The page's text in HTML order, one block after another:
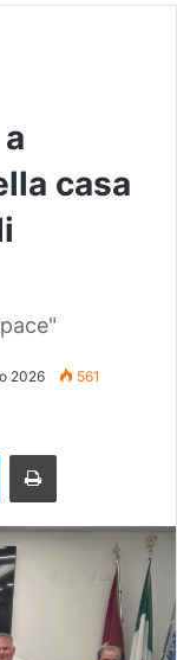
casa
2026 561
Telegram